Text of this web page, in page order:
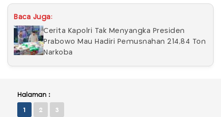
Baca Juga:
Cerita Kapolri Tak Menyangka Presiden
Prabowo Mau Hadiri Pemusnahan 214,84 Ton
Narkoba
Halaman :
1 2 3